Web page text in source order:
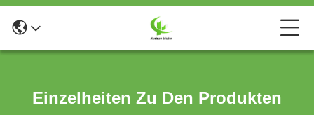
Einzelheiten Zu Den Produkten